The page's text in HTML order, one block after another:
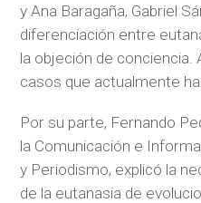
y Ana Baragaña, Gabriel
diferenciación entre
la objeción de conciencia.
casos que actualmente
Por su parte, Fernando
la Comunicación e
y Periodismo, explicó la
de la eutanasia de